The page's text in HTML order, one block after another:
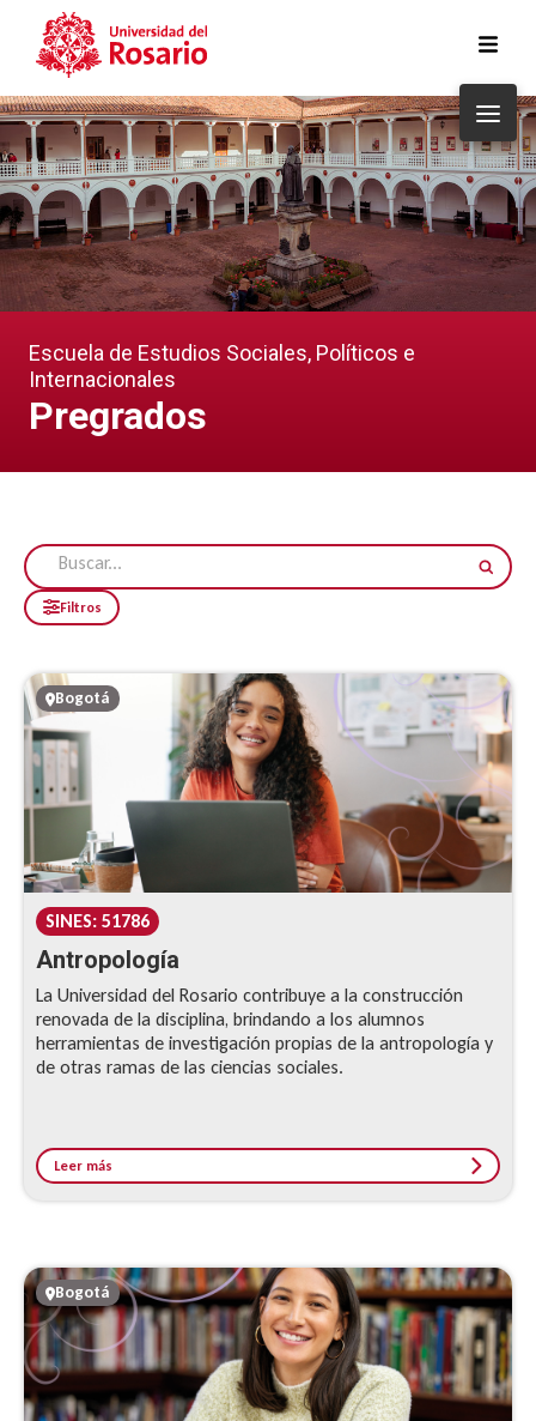
Pasar al contenido principal
Escuela de Estudios Sociales, Políticos e
Internacionales
Pregrados
Filtros
Bogotá
SINES: 51786
Antropología
La Universidad del Rosario contribuye a la construcción
renovada de la disciplina, brindando a los alumnos
herramientas de investigación propias de la antropología y
de otras ramas de las ciencias sociales.
Leer más
Bogotá